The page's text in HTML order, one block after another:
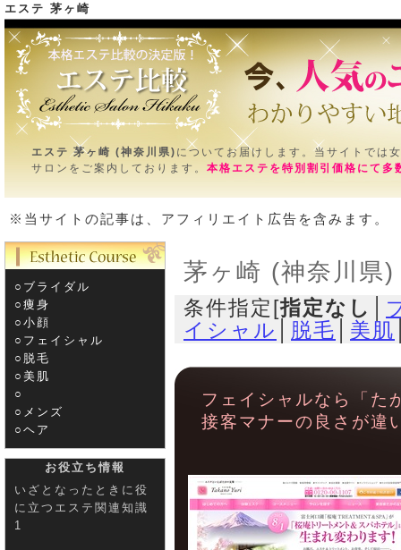
エステ 茅ヶ崎
エステ 茅ヶ崎 (神奈川県) についてお届けします。当サイトでは
サロンをご案内しております。 本格エステを特別割引価格にて多
エステ ＴＯＰ＞茅ヶ崎 (神奈川県)
※当サイトの記事は、アフィリエイト広告を含みます。
○ブライダル
○痩身
○小顔
○フェイシャル
○脱毛
○美肌
○­
○メンズ
○ヘア
お役立ち情報
いざとなったときに役
に立つエステ関連知識
1
茅ヶ崎 (神奈川県
条件指定[指定なし
イシャル
脱毛 美肌
フェイシャルなら「た
接客マナーの良さが違